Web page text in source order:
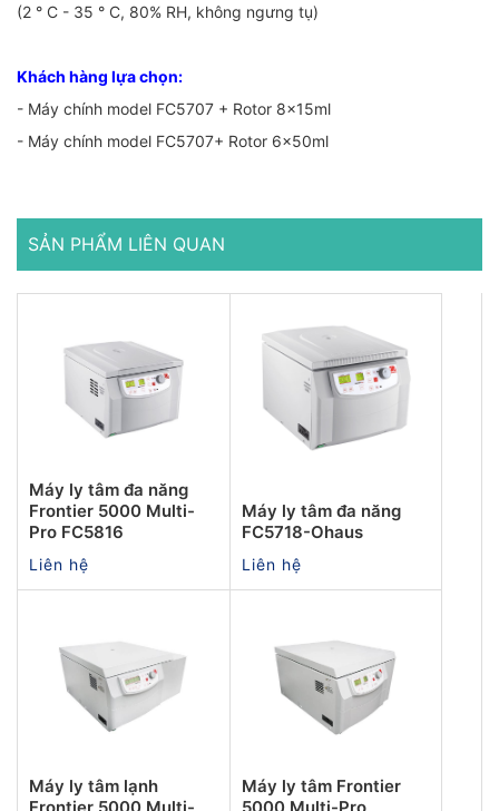
(2 ° C - 35 ° C, 80% RH, không ngưng tụ)
Khách hàng lựa chọn:
- Máy chính model FC5707 + Rotor 8x15ml
- Máy chính model FC5707+ Rotor 6x50ml
SẢN PHẨM LIÊN QUAN
Máy ly tâm đa năng
Frontier 5000 Multi-
Pro FC5816
Liên hệ
Máy ly tâm đa năng
FC5718-Ohaus
Liên hệ
Máy ly tâm lạnh
Frontier 5000 Multi-
Máy ly tâm Frontier
5000 Multi-Pro